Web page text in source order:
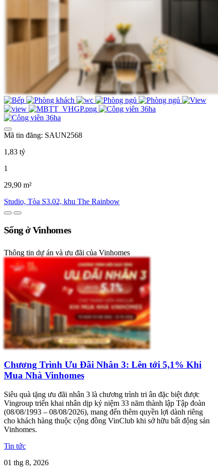
Mã tin đăng: SAUN2568
1,83 tỷ
1
29,90 m²
Studio, Tòa S3.02, khu The Rainbow
Sống ở Vinhomes
Thông tin dự án và ưu đãi của Vinhomes
Chương Trình Ưu Đãi Nhân 3: Lên tới 5,1% Khi
Mua Nhà Vinhomes
Siêu quà tặng ưu đãi nhân 3 là chương trình tri ân đặc biệt được
Vingroup triển khai nhân dịp kỷ niệm 33 năm thành lập Tập đoàn
(08/08/1993 – 08/08/2026), mang đến thêm quyền lợi dành riêng
cho khách hàng thuộc cộng đồng VinClub khi sở hữu bất động sản
Vinhomes.
Tin tức
01 thg 8, 2026